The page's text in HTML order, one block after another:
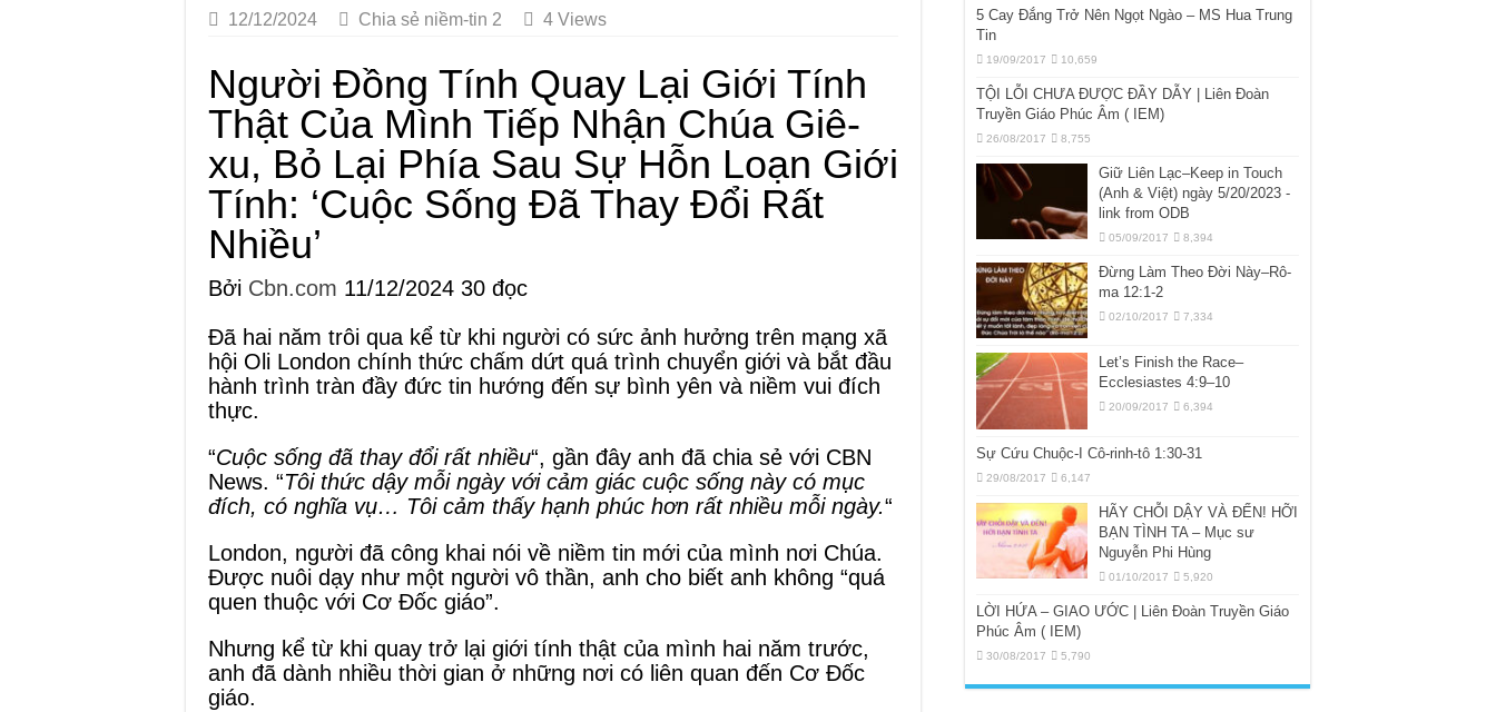
12/12/2024
Chia sẻ niềm-tin 2 4 Views
Người Đồng Tính Quay Lại Giới Tính
Thật Của Mình Tiếp Nhận Chúa Giê-
xu, Bỏ Lại Phía Sau Sự Hỗn Loạn Giới
Tính: ‘Cuộc Sống Đã Thay Đổi Rất
Nhiều’
Bởi Cbn.com 11/12/2024 30 đọc
Đã hai năm trôi qua kể từ khi người có sức ảnh hưởng trên mạng xã
hội Oli London chính thức chấm dứt quá trình chuyển giới và bắt đầu
hành trình tràn đầy đức tin hướng đến sự bình yên và niềm vui đích
thực.
“Cuộc sống đã thay đổi rất nhiều“, gần đây anh đã chia sẻ với CBN
News. “Tôi thức dậy mỗi ngày với cảm giác cuộc sống này có mục
đích, có nghĩa vụ… Tôi cảm thấy hạnh phúc hơn rất nhiều mỗi ngày.“
London, người đã công khai nói về niềm tin mới của mình nơi Chúa.
Được nuôi dạy như một người vô thần, anh cho biết anh không “quá
quen thuộc với Cơ Đốc giáo”.
Nhưng kể từ khi quay trở lại giới tính thật của mình hai năm trước,
anh đã dành nhiều thời gian ở những nơi có liên quan đến Cơ Đốc
giáo.
5 Cay Đắng Trở Nên Ngọt Ngào – MS Hua Trung
Tin
19/09/2017 10,659
TỘI LỖI CHƯA ĐƯỢC ĐẦY DẪY | Liên Đoàn
Truyền Giáo Phúc Âm ( IEM)
26/08/2017 8,755
Giữ Liên Lạc–Keep in Touch
(Anh & Việt) ngày 5/20/2023 -
link from ODB
05/09/2017 8,394
Đừng Làm Theo Đời Này–Rô-
ma 12:1-2
02/10/2017 7,334
Let’s Finish the Race–
Ecclesiastes 4:9–10
20/09/2017 6,394
Sự Cứu Chuộc-I Cô-rinh-tô 1:30-31
29/08/2017 6,147
HÃY CHỖI DẬY VÀ ĐẾN! HỠI
BẠN TÌNH TA – Mục sư
Nguyễn Phi Hùng
01/10/2017 5,920
LỜI HỨA – GIAO ƯỚC | Liên Đoàn Truyền Giáo
Phúc Âm ( IEM)
30/08/2017 5,790